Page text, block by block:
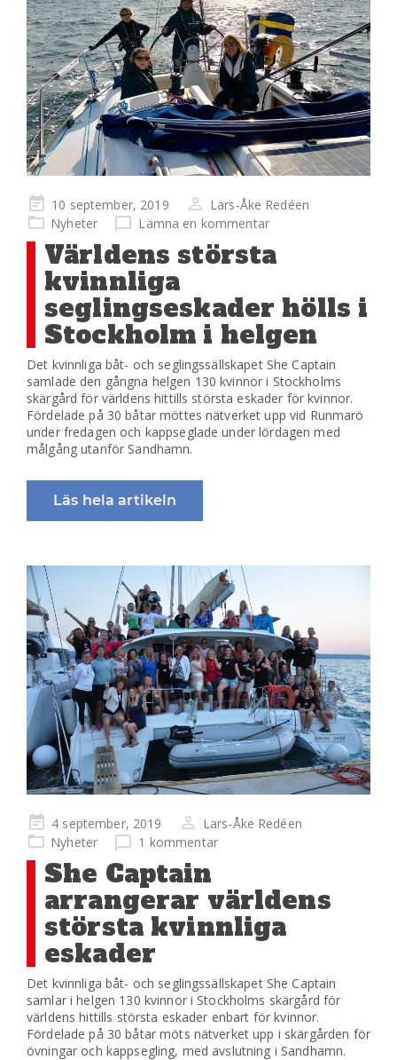
Publicerad
på
10 september, 2019
Lars-Åke Redéen
Nyheter
Lämna en kommentar
Världens största
kvinnliga
seglingseskader hölls i
Stockholm i helgen
Det kvinnliga båt- och seglingssällskapet She Captain
samlade den gångna helgen 130 kvinnor i Stockholms
skärgård för världens hittills största eskader för kvinnor.
Fördelade på 30 båtar möttes nätverket upp vid Runmarö
under fredagen och kappseglade under lördagen med
målgång utanför Sandhamn.
Läs hela artikeln
Publicerad
på
4 september, 2019
Lars-Åke Redéen
Nyheter
1 kommentar
She Captain
arrangerar världens
största kvinnliga
eskader
Det kvinnliga båt- och seglingssällskapet She Captain
samlar i helgen 130 kvinnor i Stockholms skärgård för
världens hittills största eskader enbart för kvinnor.
Fördelade på 30 båtar möts nätverket upp i skärgården för
övningar och kappsegling, med avslutning i Sandhamn.